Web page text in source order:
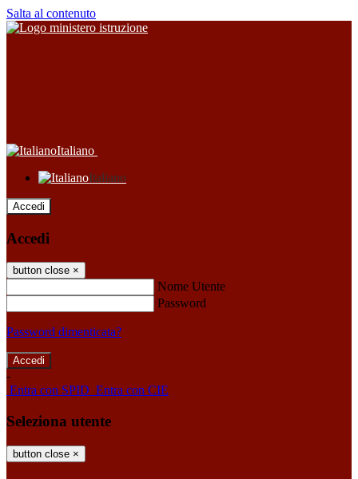
Salta al contenuto
Italiano
Italiano
Accedi
Accedi
button close ×
Nome Utente
Password
Password dimenticata?
-
Entra con SPID Entra con CIE
Seleziona utente
button close ×